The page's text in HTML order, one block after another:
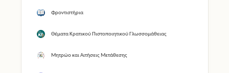
Φροντιστήρια
Θέματα Κρατικού Πιστοποιητικού Γλωσσομάθειας
Μητρώο και Αιτήσεις Μετάθεσης